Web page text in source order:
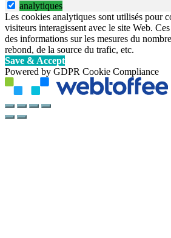
analytiques
Les cookies analytiques sont utilisés pour
visiteurs interagissent avec le site Web.
des informations sur les mesures du
rebond, de la source du trafic, etc.
Save & Accept
Powered by GDPR Cookie Compliance